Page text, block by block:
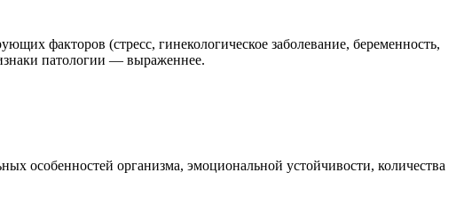
факторов (стресс, гинекологическое заболевание, беременность,
патологии — выраженнее.
особенностей организма, эмоциональной устойчивости, количества